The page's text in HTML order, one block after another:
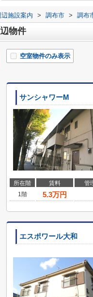
辺施設案内 > 調布市 > 調布
物件
空室物件のみ表示
サンシャワーM
所在階 賃料 管
1階
5.3万円
エスポワール大和